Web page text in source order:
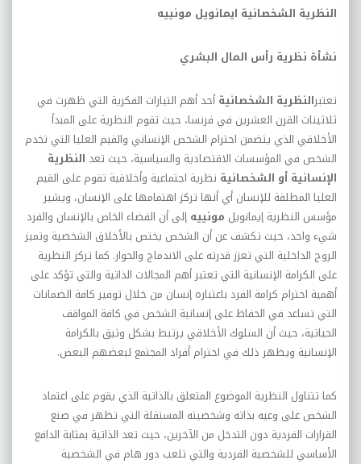
النظرية الشخصانية ايمانويل مونييه
نشأة نظرية رأس المال البشري
تعتبرالنظرية الشخصانيةأحد أهم التيارات الفكرية التي ظهرت في
ثلاثينات القرن العشرين في فرنسا، حيث تقوم النظرية على المبدأ
الأخلاقي الذي يتضمن احترام الشخص الإنساني والقيم العليا التي تخدم
الشخص في المؤسسات الاقتصادية والسياسية، حيث تعد النظرية
الإنسانية أو الشخصانية نظرية اجتماعية وأخلاقية تقوم على القيم
العليا المطلقة للإنسان أي أنها تركز اهتمامها على الإنسان، ويشير
مؤسس النظرية إيمانويل مونييهإلى أن الفضاء الخاص بالإنسان والفرد
شيء واحد، حيث تكشف عن أن الشخص يختص بالأخلاق الشخصية وتميز
الروح الداخلية التي تعزز قدرته على الاندماج والحوار. كما تركز النظرية
على الكرامة الإنسانية التي تعتبر أهم المجالات الذاتية والتي تؤكد على
أهمية احترام كرامة الفرد باعتباره إنسان من خلال توفير كافة الضمانات
التي تساعد في الحفاظ على إنسانية الشخص في كافة المواقف
الحياتية، حيث أن السلوك الأخلاقي يرتبط بشكل وثيق بالكرامة
الإنسانية ويظهر ذلك في احترام أفراد المجتمع لبعضهم البعض.
كما تتناول النظرية الموضوع المتعلق بالذاتية الذي يقوم على اعتماد
الشخص على وعيه بذاته وشخصيته المستقلة التي تظهر في صنع
القرارات الفردية دون التدخل من الآخرين، حيث تعد الذاتية بمثابة الدافع
الأساسي للشخصية الفردية والتي تلعب دور هام في الشخصية